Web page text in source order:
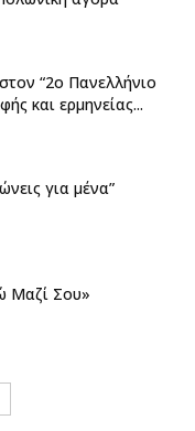
“2ο Πανελλήνιο
και ερμηνείας...
για μένα”
Μαζί Σου»